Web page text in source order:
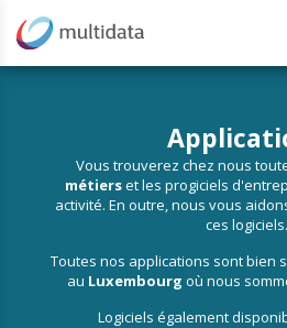
Vous trouverez chez nous
métierset les progiciels
activité. En outre, nous vous
ces logiciels.
Toutes nos applications sont bien
au Luxembourg où nous
Logiciels également